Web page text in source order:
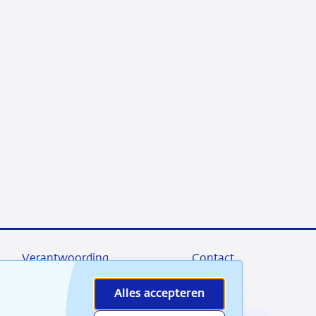
Alles accepteren
Verantwoording Contact